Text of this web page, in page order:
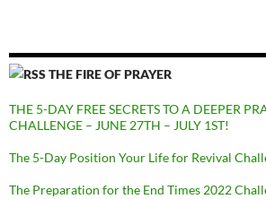
THE FIRE OF PRAYER
THE 5-DAY FREE SECRETS TO A DEEPER
CHALLENGE – JUNE 27TH – JULY 1ST!
The 5-Day Position Your Life for Revival
The Preparation for the End Times 2022